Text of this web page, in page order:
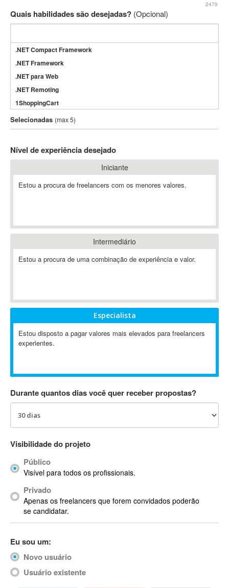
2479
Quais habilidades são desejadas? (Opcional)
.NET Compact Framework
.NET Framework
.NET para Web
.NET Remoting
1ShoppingCart
3DS Max
3GSM
802.11
A-GPS
ABAP
Abaqus
ABBYY FineReader
Ableton
Ableton Push
Abstract
AC3
ACID Pro
ACPI
Acrobat
Acrobat X
Acronis
ACT
Actimize
ActionScript
ActionScript 3
Selecionadas (max 5)
Nível de experiência desejado
Iniciante
Estou a procura de freelancers com os menores valores.
Intermediário
Estou a procura de uma combinação de experiência e valor.
Especialista
Estou disposto a pagar valores mais elevados para freelancers
experientes.
Durante quantos dias você quer receber propostas?
Visibilidade do projeto
Público
Visível para todos os profissionais.
Privado
Apenas os freelancers que forem convidados poderão
se candidatar.
Eu sou um:
Novo usuário
Usuário existente